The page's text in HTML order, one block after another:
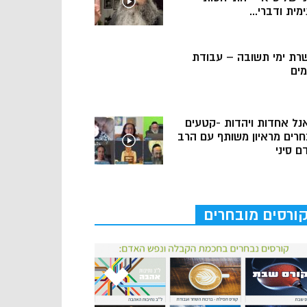
ודברי...
ימי תשובה – עבודת
אחדות ויהדות -קטעים
מראיון משותף עם הרב
סיני
קורסים מובחרים